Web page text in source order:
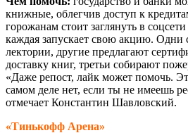
книжные, облегчив доступ к
горожанам стоит заглянуть в
каждая запускает свою акцию. Одни
лектории, другие предлагают
доставку книг, третьи собирают
«Даже репост, лайк может помочь.
самом деле нет, если ты не имеешь
отмечает Константин Шавловский.
«Тинькофф Арена»